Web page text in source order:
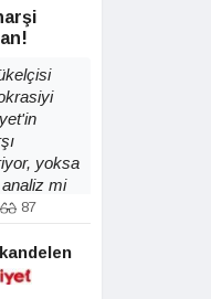
yoksa
mi
87